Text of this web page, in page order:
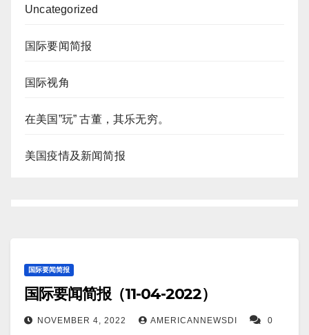
Uncategorized
国际要闻简报
国际视角
在美国”玩” 古董，其乐无穷。
美国疫情及新闻简报
国际要闻简报
国际要闻简报（11-04-2022）
NOVEMBER 4, 2022 AMERICANNEWSDI 0